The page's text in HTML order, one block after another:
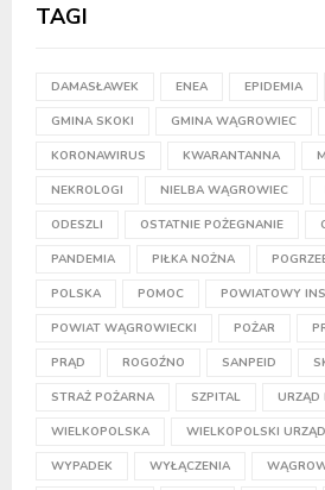
TAGI
DAMASŁAWEK ENEA EPIDEMIA
GMINA SKOKI GMINA WĄGROWIEC
KORONAWIRUS KWARANTANNA
NEKROLOGI NIELBA WĄGROWIEC
ODESZLI OSTATNIE POŻEGNANIE
PANDEMIA PIŁKA NOŻNA
POLSKA POMOC POWIATOWY
POWIAT WĄGROWIECKI POŻAR
PRĄD ROGOŹNO SANPEID
STRAŻ POŻARNA SZPITAL URZĄD
WIELKOPOLSKA WIELKOPOLSKI
WYPADEK WYŁĄCZENIA